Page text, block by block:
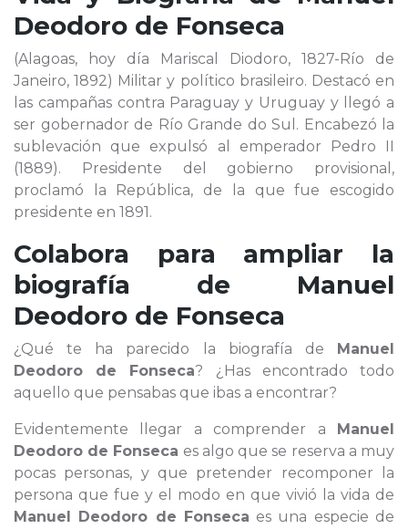
Deodoro de Fonseca
(Alagoas, hoy día Mariscal Diodoro, 1827-Río de
Janeiro, 1892) Militar y político brasileiro. Destacó en
las campañas contra Paraguay y Uruguay y llegó a
ser gobernador de Río Grande do Sul. Encabezó la
sublevación que expulsó al emperador Pedro II
(1889). Presidente del gobierno provisional,
proclamó la República, de la que fue escogido
presidente en 1891.
Colabora para ampliar la
biografía de Manuel
Deodoro de Fonseca
¿Qué te ha parecido la biografía de Manuel
Deodoro de Fonseca? ¿Has encontrado todo
aquello que pensabas que ibas a encontrar?
Evidentemente llegar a comprender a Manuel
Deodoro de Fonseca es algo que se reserva a muy
pocas personas, y que pretender recomponer la
persona que fue y el modo en que vivió la vida de
Manuel Deodoro de Fonseca es una especie de